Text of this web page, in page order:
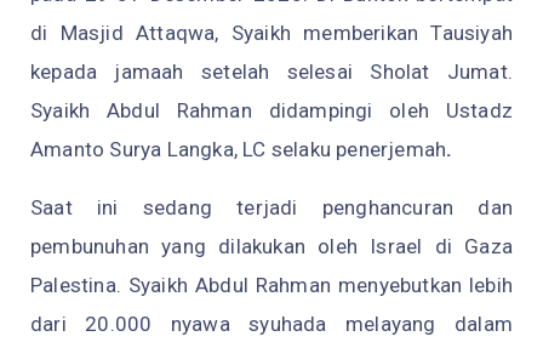
di Masjid Attaqwa, Syaikh memberikan Tausiyah
kepada jamaah setelah selesai Sholat Jumat.
Syaikh Abdul Rahman didampingi oleh Ustadz
Amanto Surya Langka, LC selaku penerjemah.
Saat ini sedang terjadi penghancuran dan
pembunuhan yang dilakukan oleh Israel di Gaza
Palestina. Syaikh Abdul Rahman menyebutkan lebih
dari 20.000 nyawa syuhada melayang dalam